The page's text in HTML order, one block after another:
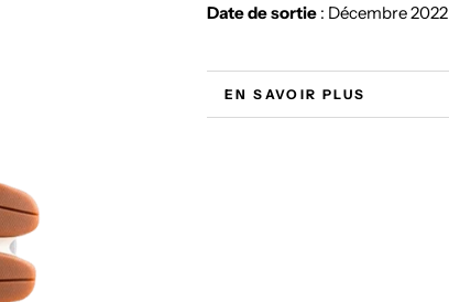
Date de sortie : Décembre 2022
EN SAVOIR PLUS
VOIR LES IMAGES